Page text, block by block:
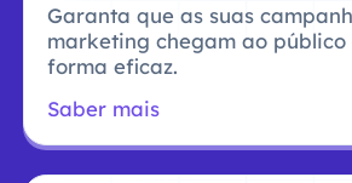
Garanta que as suas
marketing chegam ao público
forma eficaz.
Saber mais